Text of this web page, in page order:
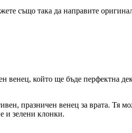
също така да направите
венец, който ще бъде перфектна
празничен венец за врата. Тя
и зелени клонки.